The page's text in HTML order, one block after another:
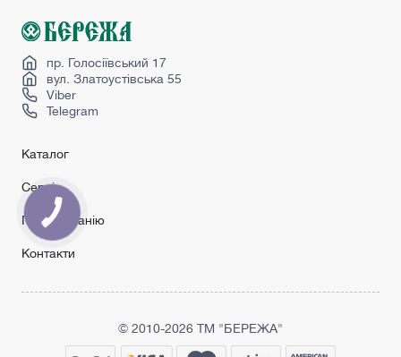
Міжкімнатні двері інтернет магазин
Скляні міжкімнатні двері
пр. Голосіївський 17
вул. Златоустівська 55
Viber
Telegram
Каталог
Сервіс
Про компанію
Контакти
© 2010-2026 ТМ "БЕРЕЖА"